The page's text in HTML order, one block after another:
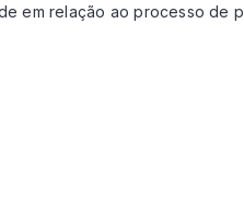
em relação ao processo de